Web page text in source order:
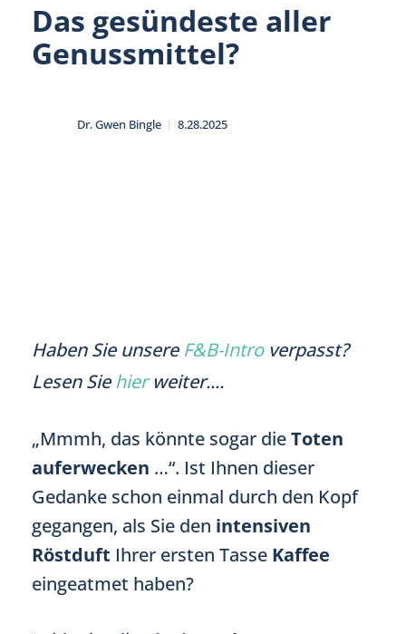
Das gesündeste aller
Genussmittel?
Dr. Gwen Bingle | 8.28.2025
Haben Sie unsereF&B-Introverpasst?
Lesen Siehierweiter....
„Mmmh, das könnte sogar dieToten
auferwecken …“. Ist Ihnen dieser
Gedanke schon einmal durch den Kopf
gegangen, als Sie den intensiven
Röstduft Ihrer ersten Tasse Kaffee
eingeatmet haben?